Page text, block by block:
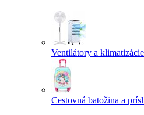
Ventilátory a klimatizácie
Cestovná batožina a